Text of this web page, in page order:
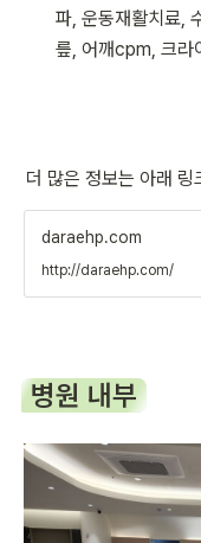
파, 운동재활치료,
릎, 어깨cpm, 크라
더 많은 정보는 아래
daraehp.com
http://daraehp.com/
병원 내부